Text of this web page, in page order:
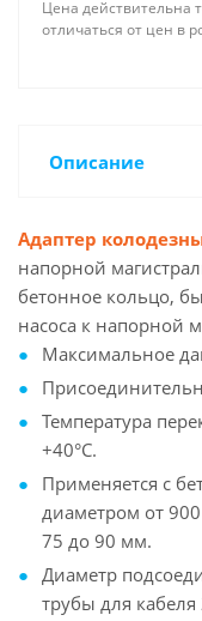
Цена действительна
отличаться от цен в
Описание
Адаптер
напорной
бетонное кольцо,
насоса к напорной
Максимальное
Температура
+40°С.
Применяется с
диаметром от
75 до 90 мм.
Диаметр
трубы для